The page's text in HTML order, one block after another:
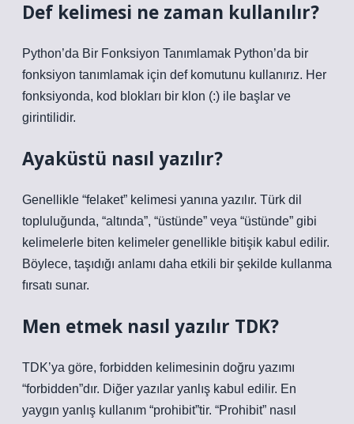
Def kelimesi ne zaman kullanılır?
Python’da Bir Fonksiyon Tanımlamak Python’da bir
fonksiyon tanımlamak için def komutunu kullanırız. Her
fonksiyonda, kod blokları bir klon (:) ile başlar ve
girintilidir.
Ayaküstü nasıl yazılır?
Genellikle “felaket” kelimesi yanına yazılır. Türk dil
topluluğunda, “altında”, “üstünde” veya “üstünde” gibi
kelimelerle biten kelimeler genellikle bitişik kabul edilir.
Böylece, taşıdığı anlamı daha etkili bir şekilde kullanma
fırsatı sunar.
Men etmek nasıl yazılır TDK?
TDK’ya göre, forbidden kelimesinin doğru yazımı
“forbidden”dır. Diğer yazılar yanlış kabul edilir. En
yaygın yanlış kullanım “prohibit”tir. “Prohibit” nasıl